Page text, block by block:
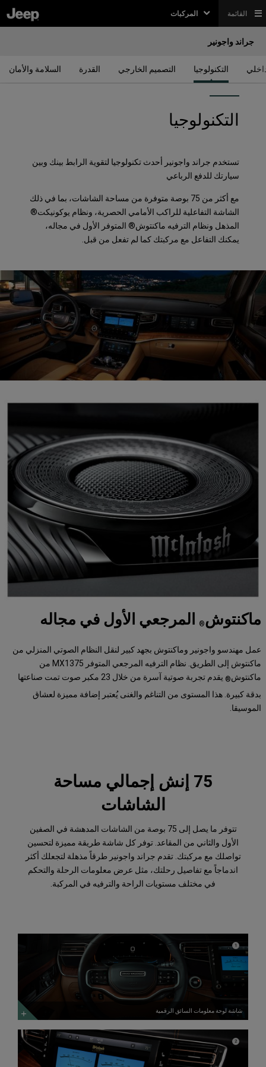
المركبات القائمة
جراند واجونير
التكنولوجيا التصميم الخارجي القدرة السلامة والأمان
التكنولوجيا
تستخدم جراند واجونير أحدث تكنولوجيا لتقوية الرابط بينك وبين
سيارتك للدفع الرباعي
مع أكثر من 75 بوصة متوفرة من مساحة الشاشات، بما في ذلك
الشاشة التفاعلية للراكب الأمامي الحصرية، ونظام يوكونيكت®
المذهل ونظام الترفيه ماكنتوش® المتوفر الأول في مجاله،
يمكنك التفاعل مع مركبتك كما لم تفعل من قبل.
ماكنتوش® المرجعي الأول في مجاله
عمل مهندسو واجونير وماكنتوش بجهد كبير لنقل النظام الصوتي المنزلي من
ماكنتوش إلى الطريق. نظام الترفيه المرجعي المتوفر MX1375 من
ماكنتوش®
يقدم تجربة صوتية آسرة من خلال 23 مكبر صوت تمت صناعتها
بدقة كبيرة. هذا المستوى من التناغم والغنى يُعتبر إضافة مميزة لعشاق
الموسيقا.
75 إنش إجمالي مساحة
الشاشات
تتوفر ما يصل إلى 75 بوصة من الشاشات المدهشة في الصفين
الأول والثاني من المقاعد. توفر كل شاشة طريقة مميزة لتحسين
تواصلك مع مركبتك. تقدم جراند واجونير طرقاً مذهلة لتجعلك أكثر
اندماجاً مع تفاصيل رحلتك، مثل عرض معلومات الرحلة والتحكم
في مختلف مستويات الراحة والترفيه في المركبة.
لوحة
معلومات
السائق
الرقمية
استكشف
(
Disclosure
1
)
شاشة لوحة معلومات السائق الرقمية
نظام
يوكونيكت®
(
Disclosure
2
)